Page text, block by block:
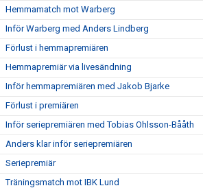
Hemmamatch mot Warberg
Inför Warberg med Anders Lindberg
Förlust i hemmapremiären
Hemmapremiär via livesändning
Inför hemmapremiären med Jakob Bjarke
Förlust i premiären
Inför seriepremiären med Tobias Ohlsson-Bååth
Anders klar inför seriepremiären
Seriepremiär
Träningsmatch mot IBK Lund